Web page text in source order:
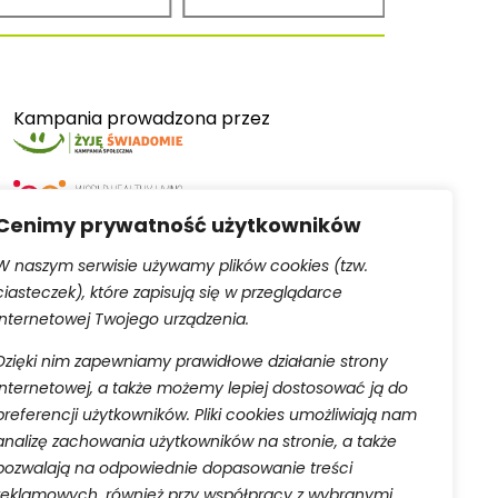
prywatność użytkowników
naszym serwisie używamy plików cookies (tzw.
które zapisują się w przeglądarce
Twojego urządzenia.
nim zapewniamy prawidłowe działanie strony
a także możemy lepiej dostosować ją do
użytkowników. Pliki cookies umożliwiają nam
zachowania użytkowników na stronie, a także
na odpowiednie dopasowanie treści
Kampania prowadzona przez
Serwis obsługiwany przez
do rejestru przedsiębiorców Krajowego Rejestru